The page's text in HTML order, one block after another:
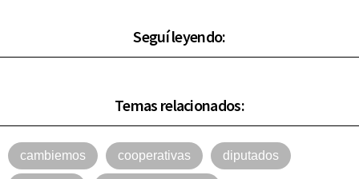
Seguí leyendo:
Temas relacionados:
cambiemos cooperativas diputados